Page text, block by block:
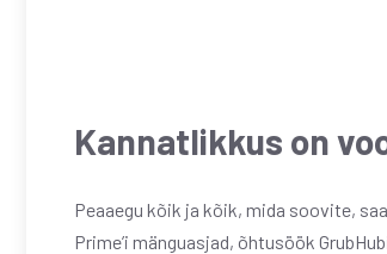
Kannatlikkus on
Peaaegu kõik ja kõik, mida soovite,
Prime’i mänguasjad, õhtusöök